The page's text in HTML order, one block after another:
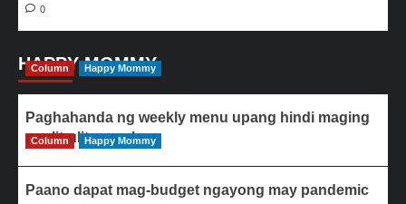
0
HAPPY MOMMY
Column Happy Mommy
Paghahanda ng weekly menu upang hindi maging
paulit-ulit ang ulam
Column Happy Mommy
Paano dapat mag-budget ngayong may pandemic